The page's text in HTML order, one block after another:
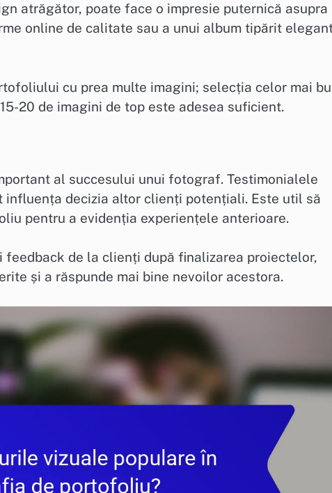
atrăgător, poate face o impresie puternică asupra
online de calitate sau a unui album tipărit
cu prea multe imagini; selecția celor mai
20 de imagini de top este adesea suficient.
al succesului unui fotograf. Testimonialele
decizia altor clienți potențiali. Este util să
pentru a evidenția experiențele anterioare.
feedback de la clienți după finalizarea proiectelor,
și a răspunde mai bine nevoilor acestora.